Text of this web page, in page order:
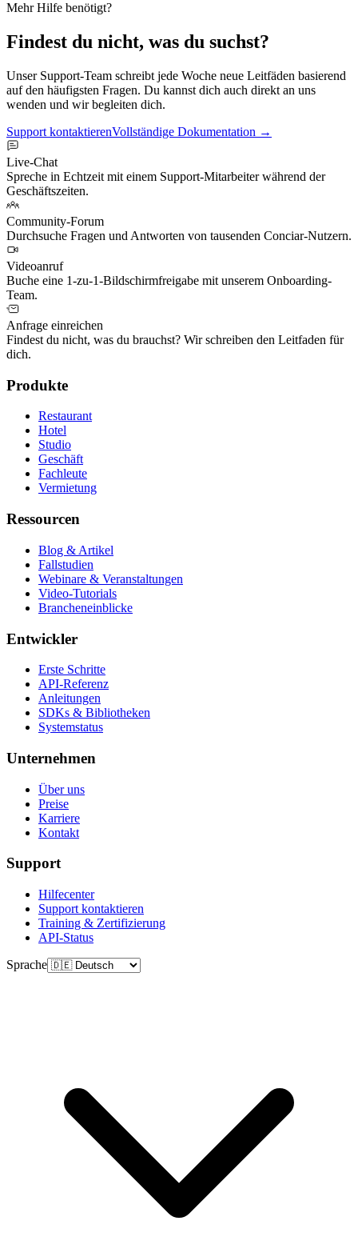
Mehr Hilfe benötigt?
Findest du nicht, was du suchst?
Unser Support-Team schreibt jede Woche neue Leitfäden basierend
auf den häufigsten Fragen. Du kannst dich auch direkt an uns
wenden und wir begleiten dich.
Support kontaktierenVollständige Dokumentation →
Live-Chat
Spreche in Echtzeit mit einem Support-Mitarbeiter während der
Geschäftszeiten.
Community-Forum
Durchsuche Fragen und Antworten von tausenden Conciar-Nutzern.
Videoanruf
Buche eine 1-zu-1-Bildschirmfreigabe mit unserem Onboarding-
Team.
Anfrage einreichen
Findest du nicht, was du brauchst? Wir schreiben den Leitfaden für
dich.
Produkte
Restaurant
Hotel
Studio
Geschäft
Fachleute
Vermietung
Ressourcen
Blog & Artikel
Fallstudien
Webinare & Veranstaltungen
Video-Tutorials
Brancheneinblicke
Entwickler
Erste Schritte
API-Referenz
Anleitungen
SDKs & Bibliotheken
Systemstatus
Unternehmen
Über uns
Preise
Karriere
Kontakt
Support
Hilfecenter
Support kontaktieren
Training & Zertifizierung
API-Status
Sprache